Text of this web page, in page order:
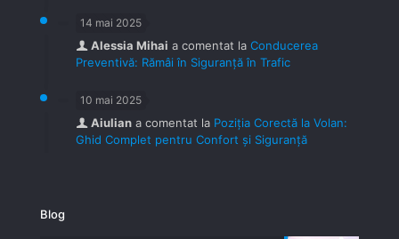
14 mai 2025
Alessia Mihai a comentat la Conducerea
Preventivă: Rămâi în Siguranță în Trafic
10 mai 2025
Aiulian a comentat la Poziția Corectă la Volan:
Ghid Complet pentru Confort și Siguranță
Blog